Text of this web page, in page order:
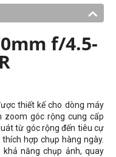
f/4.5-
thiết kế cho dòng máy
zoom góc rộng cung cấp
từ góc rộng đến tiêu cự
hợp chụp hàng ngày.
năng chụp ảnh, quay